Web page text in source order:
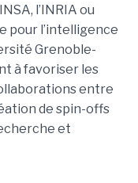
l’INRIA ou
pour l’intelligence
Grenoble-
à favoriser les
entre
de spin-offs
et